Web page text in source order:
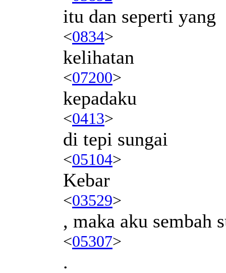
itu dan seperti yang
<0834>
kelihatan
<07200>
kepadaku
<0413>
di tepi sungai
<05104>
Kebar
<03529>
, maka aku sembah
<05307>
.